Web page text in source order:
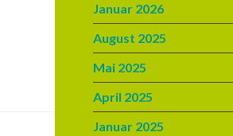
Januar 2026
August 2025
Mai 2025
April 2025
Januar 2025